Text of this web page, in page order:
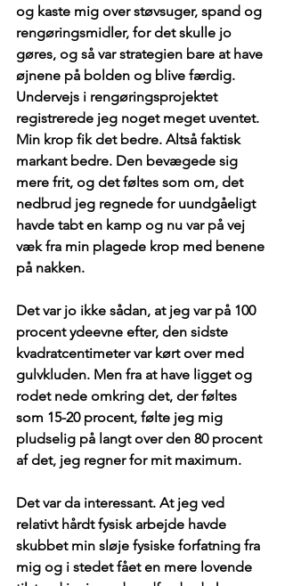
og kaste mig over støvsuger, spand og
rengøringsmidler, for det skulle jo
gøres, og så var strategien bare at have
øjnene på bolden og blive færdig.
Undervejs i rengøringsprojektet
registrerede jeg noget meget uventet.
Min krop fik det bedre. Altså faktisk
markant bedre. Den bevægede sig
mere frit, og det føltes som om, det
nedbrud jeg regnede for uundgåeligt
havde tabt en kamp og nu var på vej
væk fra min plagede krop med benene
på nakken.
Det var jo ikke sådan, at jeg var på 100
procent ydeevne efter, den sidste
kvadratcentimeter var kørt over med
gulvkluden. Men fra at have ligget og
rodet nede omkring det, der føltes
som 15-20 procent, følte jeg mig
pludselig på langt over den 80 procent
af det, jeg regner for mit maximum.
Det var da interessant. At jeg ved
relativt hårdt fysisk arbejde havde
skubbet min sløje fysiske forfatning fra
mig og i stedet fået en mere lovende